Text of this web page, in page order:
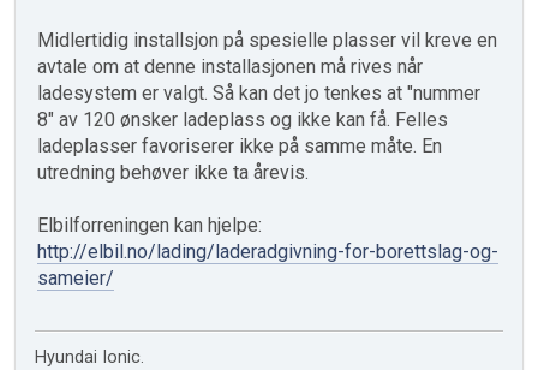
Midlertidig installsjon på spesielle plasser vil kreve en
avtale om at denne installasjonen må rives når
ladesystem er valgt. Så kan det jo tenkes at "nummer
8" av 120 ønsker ladeplass og ikke kan få. Felles
ladeplasser favoriserer ikke på samme måte. En
utredning behøver ikke ta årevis.
Elbilforreningen kan hjelpe:
http://elbil.no/lading/laderadgivning-for-borettslag-og-
sameier/
Hyundai Ionic.